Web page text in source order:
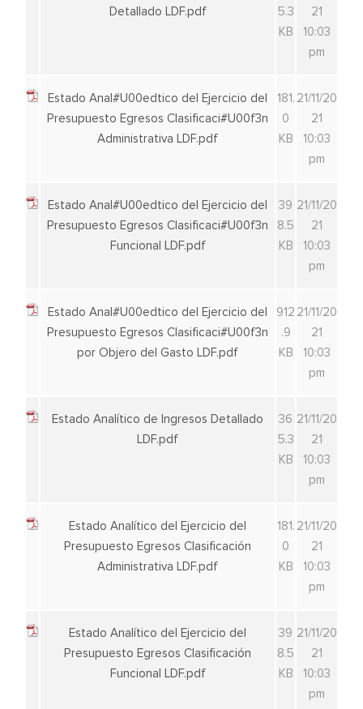
Detallado LDF.pdf
5.3
KB
21
10:03
pm
Estado Anal#U00edtico del Ejercicio del
Presupuesto Egresos Clasificaci#U00f3n
Administrativa LDF.pdf
181.
0
KB
21/11/20
21
10:03
pm
Estado Anal#U00edtico del Ejercicio del
Presupuesto Egresos Clasificaci#U00f3n
Funcional LDF.pdf
39
8.5
KB
21/11/20
21
10:03
pm
Estado Anal#U00edtico del Ejercicio del
Presupuesto Egresos Clasificaci#U00f3n
por Objero del Gasto LDF.pdf
912
.9
KB
21/11/20
21
10:03
pm
Estado Analítico de Ingresos Detallado
LDF.pdf
36
5.3
KB
21/11/20
21
10:03
pm
Estado Analítico del Ejercicio del
Presupuesto Egresos Clasificación
Administrativa LDF.pdf
181.
0
KB
21/11/20
21
10:03
pm
Estado Analítico del Ejercicio del
Presupuesto Egresos Clasificación
Funcional LDF.pdf
39
8.5
KB
21/11/20
21
10:03
pm